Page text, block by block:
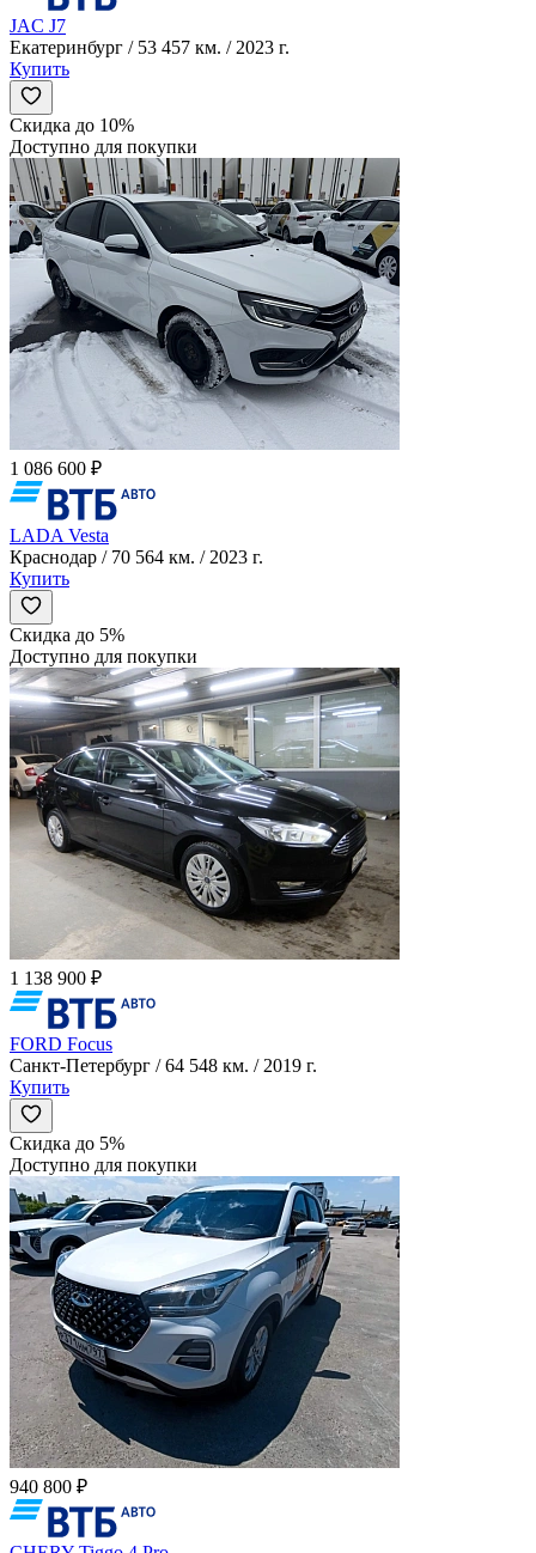
JAC J7
Екатеринбург / 53 457 км. / 2023 г.
Купить
Скидка до 10%
Доступно для покупки
1 086 600 ₽
LADA Vesta
Краснодар / 70 564 км. / 2023 г.
Купить
Скидка до 5%
Доступно для покупки
1 138 900 ₽
FORD Focus
Санкт-Петербург / 64 548 км. / 2019 г.
Купить
Скидка до 5%
Доступно для покупки
940 800 ₽